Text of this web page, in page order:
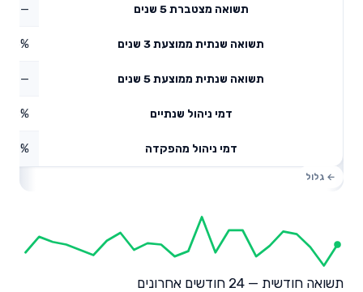
תשואה מצטברת 5 שנים —
תשואה שנתית ממוצעת 3 שנים
תשואה שנתית ממוצעת 5 שנים —
דמי ניהול שנתיים 0.18%
דמי ניהול מהפקדה
תשואה חודשית — 24 חודשים אחרונים